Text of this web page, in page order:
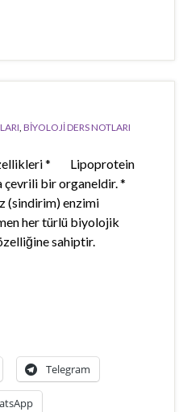
, BİYOLOJİ DERS NOTLARI
* Lipoprotein
çevrili bir organeldir. *
(sindirim) enzimi
her türlü biyolojik
sahiptir.
Telegram